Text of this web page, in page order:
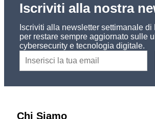
Iscriviti alla nostra
Iscriviti alla newsletter settimanale
per restare sempre aggiornato sulle
cybersecurity e tecnologia digitale.
Chi Siamo